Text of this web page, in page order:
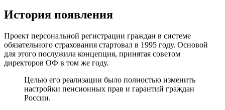
История появления
Проект персональной регистрации граждан в системе
обязательного страхования стартовал в 1995 году. Основой
для этого послужила концепция, принятая советом
директоров ОФ в том же году.
Целью его реализации было полностью изменить
настройки пенсионных прав и гарантий граждан
России.